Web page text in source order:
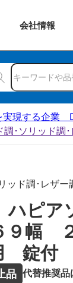
会社情報
実現する企業
･ソリッド調
ッド調･レザ
ハピ
幅
錠付
品 代替推奨品